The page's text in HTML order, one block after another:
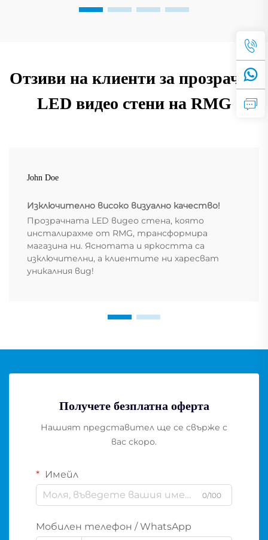
Отзиви на клиенти за прозрачни
LED видео стени на RMG
John Doe
Изключително високо визуално качество!
Прозрачната LED видео стена, която
инсталирахме от RMG, трансформира
магазина ни. Яснотата и яркостта са
изключителни, а клиентите ни харесват
уникалния вид!
Получете безплатна оферта
Нашият представител ще се свърже с
вас скоро.
Имейл
0/100
Мобилен телефон / WhatsApp